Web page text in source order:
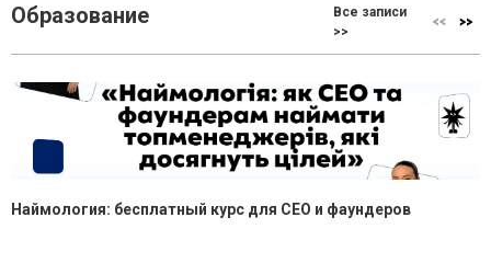
Образование
Все записи
>>
Наймология: бесплатный курс для CEO и фаундеров